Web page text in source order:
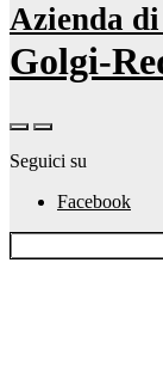
Azienda
Golgi-
Seguici su
Facebook